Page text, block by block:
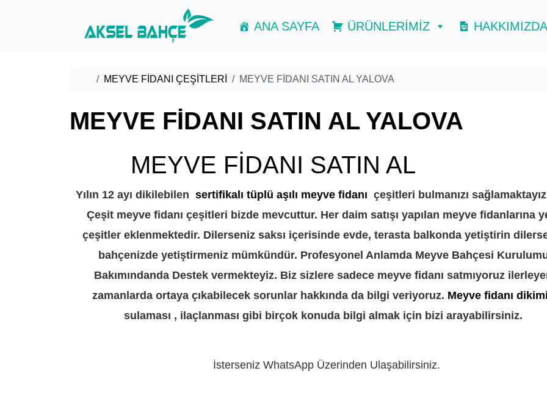
ANA SAYFA ÜRÜNLERİMİZ HAKKIMIZDA
Home
MEYVE FİDANI ÇEŞİTLERİ MEYVE FİDANI SATIN AL YALOVA
MEYVE FİDANI SATIN AL YALOVA
MEYVE FİDANI SATIN AL
Yılın 12 ayı dikilebilen sertifikalı tüplü aşılı meyve fidanı çeşitleri bulmanızı
Çeşit meyve fidanı çeşitleri bizde mevcuttur. Her daim satışı yapılan meyve fidanlarına
çeşitler eklenmektedir. Dilerseniz saksı içerisinde evde, terasta balkonda yetiştirin
bahçenizde yetiştirmeniz mümkündür. Profesyonel Anlamda Meyve Bahçesi
Bakımındanda Destek vermekteyiz. Biz sizlere sadece meyve fidanı satmıyoruz
zamanlarda ortaya çıkabilecek sorunlar hakkında da bilgi veriyoruz. Meyve fidanı dikimi
sulaması , ilaçlanması gibi birçok konuda bilgi almak için bizi arayabilirsiniz.
İsterseniz WhatsApp Üzerinden Ulaşabilirsiniz.